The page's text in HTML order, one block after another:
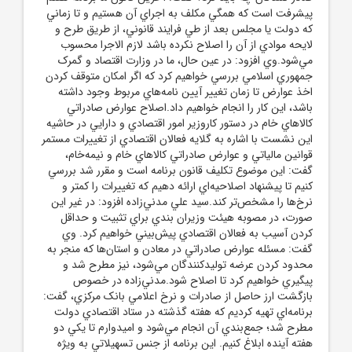
پيشرفت است که همگي مکلف به اجراي آن هستيم و تا زماني
که دولت يا مجلس بعد از طي فرايند قانوني، از طريق طرح و
لايحه موادي از آن را اصلاح نکرده باشد لازم الاجرا محسوب
مي‌شود.وي افزود: در عين حال، ما در وزارت اقتصاد و گمرک
جمهوري اسلامي بررسي خواهيم کرد که اگر امکان متوقف کردن
اخذ عوارض تا زمان تغيير آيين نامه‌هاي مربوط وجود داشته
باشد، اين کار را انجام خواهيم داد.اصلاح عوارض صادراتي
کالاهاي خام در دستور کاروزير امور اقتصادي و دارايي در حاشيه
اين نشست با اشاره به گلايه فعالان اقتصادي از تغييرات مستمر
قوانين مالياتي و عوارض صادراتي کالاهاي خام و نيمه‌خام،
گفت: اين موضوع تکليف قانون برنامه است و مقرر شد بررسي
کنيم تا پيشنهاد اصلاحيه‌اي ارائه دهيم که تغييرات را کمتر و
نرخ‌ها را مشخص‌تر کند.سيد علي مدني‌زاده افزود: در غير اين
صورت، در مصوبه هيئت وزيران بندي براي تثبيت و حداقل
کردن آسيب به فعالان اقتصادي پيش‌بيني خواهيم کرد. وي
گفت: مسئله عوارض صادراتي در معادن و استان‌ها که منجر به
محدود کردن عرضه توليدکنندگان مي‌شود، نيز مطرح شد و
پيگيري خواهيم کرد تا اصلاح شود.مدني‌زاده در خصوص
بازگشت ارز حاصل از صادرات و نرخ اعلامي بانک مرکزي، گفت:
برنامه‌اي تهيه کرديم که هفته گذشته در ستاد اقتصادي دولت
مطرح شد؛ جمع‌بندي آن انجام مي‌شود و اميدوارم تا يکي دو
هفته آينده ابلاغ کنيم. اين برنامه از جنس تسهيلاتي به ويژه